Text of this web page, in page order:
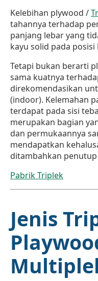
Kelebihan plywood /
tahannya terhadap
panjang lebar yang
kayu solid pada
Tetapi bukan berarti
sama kuatnya
direkomendasikan
(indoor). Kelemahan
terdapat pada sisi
merupakan bagian
dan permukaannya
mendapatkan
ditambahkan penutup
Pabrik Triplek
Jenis